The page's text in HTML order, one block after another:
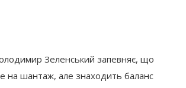
Зеленський запевняє, що
на шантаж, але знаходить баланс